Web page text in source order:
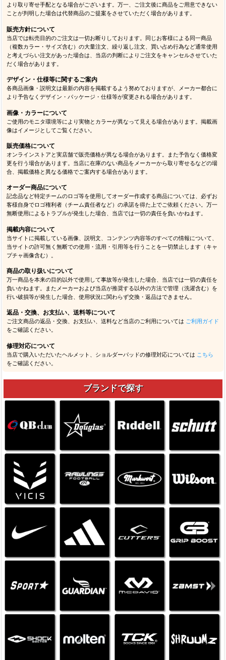
より取り寄せ手配となる場合がございます。万一、ご注文後に商品をご用意できない
ことが判明した場合は代替商品のご提案をさせていただく場合があります。
販売方針について
当店では転売目的のご注文は一切お断りしております。同じお客様による同一商品
（複数カラー・サイズ含む）の大量注文、繰り返し注文、買い占め行為など通常使用
と考えづらい注文があった場合は、当店の判断によりご注文をキャンセルさせていた
だく場合があります。
デザイン・仕様等に関するご案内
各商品画像・説明文は最新の内容を掲載するよう努めておりますが、メーカー都合に
より予告なくデザイン・パッケージ・仕様等が変更される場合があります。
画像・カラーについて
ご使用のモニタ環境等により実物とカラーが異なって見える場合があります。掲載画
像はイメージとしてご覧ください。
販売価格について
オンラインストアと実店舗で販売価格が異なる場合があります。また予告なく価格変
更を行う場合があります。当店に在庫のない商品をメーカーから取り寄せるなどの場
合、掲載価格と異なる価格でご案内する場合があります。
オーダー商品について
記念品など特定チームのロゴ等を使用してオーダー作成する商品については、必ずお
客様自身でロゴ権利者（チーム責任者など）の承諾を得た上でご依頼ください。万一
無断使用によるトラブルが発生した場合、当店では一切の責任を負いかねます。
掲載内容について
当サイトに掲載している画像、説明文、コンテンツ内容等のすべての情報について、
当サイトの許可無く無断での使用・流用・引用等を行うことを一切禁止します（キャ
プチャ画像含む）。
商品の取り扱いについて
万一商品を本来の目的以外で使用して事故等が発生した場合、当店では一切の責任を
負いかねます。またメーカーおよび当店が推奨する以外の方法で管理（洗濯含む）を
行い破損等が発生した場合、使用状況に関わらず交換・返品はできません。
返品・交換、お支払い、送料等について
ご注文商品の返品・交換、お支払い、送料など当店のご利用については ご利用ガイド
をご確認ください。
修理対応について
当店で購入いただいたヘルメット、ショルダーパッドの修理対応については こちら
をご確認ください。
ブランドで探す